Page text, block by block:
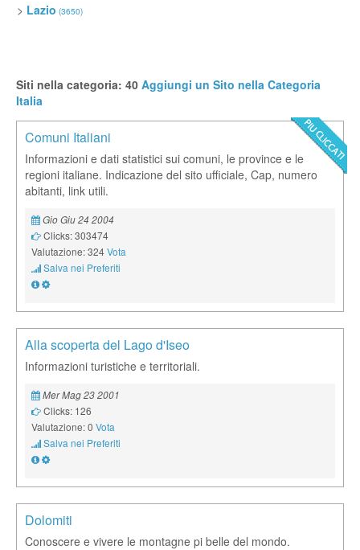
> Lazio (3650)
Siti nella categoria: 40 Aggiungi un Sito nella Categoria
Italia
Comuni Italiani
Informazioni e dati statistici sui comuni, le province e le
regioni italiane. Indicazione del sito ufficiale, Cap, numero
abitanti, link utili.
Gio Giu 24 2004
Clicks: 303474
Valutazione: 324Vota
Salva nei Preferiti
Alla scoperta del Lago d'Iseo
Informazioni turistiche e territoriali.
Mer Mag 23 2001
Clicks: 126
Valutazione: 0 Vota
Salva nei Preferiti
Dolomiti
Conoscere e vivere le montagne pi belle del mondo.